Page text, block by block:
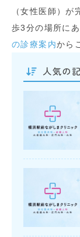
（女性医師）
歩3分の場所に
の診療案内から
人気の